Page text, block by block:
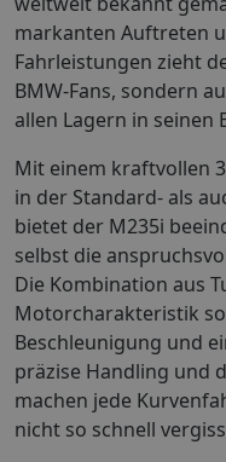
markanten Auftreten
Fahrleistungen zieht
BMW-Fans, sondern
allen Lagern in seinen
Mit einem kraftvollen
in der Standard- als
bietet der M235i
selbst die
Die Kombination aus
Motorcharakteristik
Beschleunigung und
präzise Handling und
machen jede
nicht so schnell